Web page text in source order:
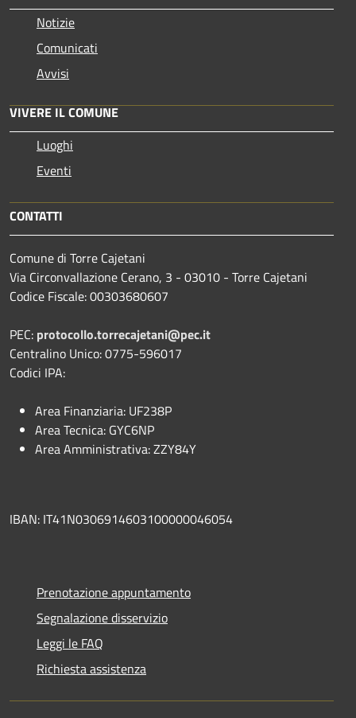
Notizie
Comunicati
Avvisi
VIVERE IL COMUNE
Luoghi
Eventi
CONTATTI
Comune di Torre Cajetani
Via Circonvallazione Cerano, 3 - 03010 - Torre Cajetani
Codice Fiscale: 00303680607
PEC: protocollo.torrecajetani@pec.it
Centralino Unico: 0775-596017
Codici IPA:
Area Finanziaria: UF238P
Area Tecnica: GYC6NP
Area Amministrativa: ZZY84Y
IBAN: IT41N0306914603100000046054
Prenotazione appuntamento
Segnalazione disservizio
Leggi le FAQ
Richiesta assistenza